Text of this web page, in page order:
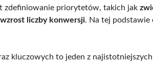
zdefiniowanie priorytetów, takich jak
wzrost liczby konwersji. Na tej podstawie
kluczowych to jeden z